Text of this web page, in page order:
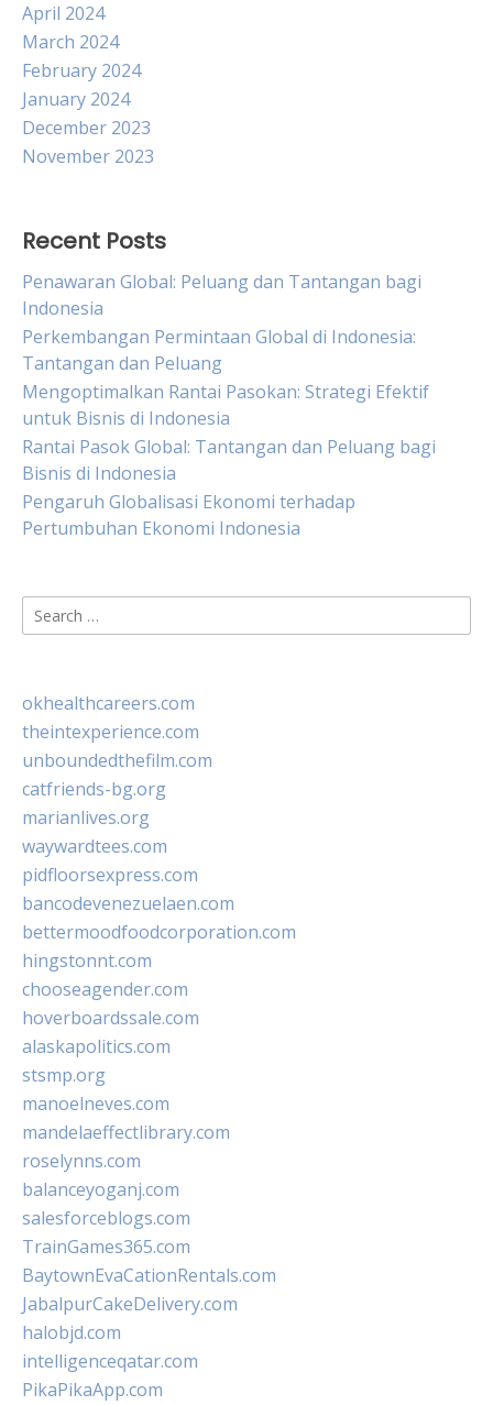
April 2024
March 2024
February 2024
January 2024
December 2023
November 2023
Recent Posts
Penawaran Global: Peluang dan Tantangan bagi
Indonesia
Perkembangan Permintaan Global di Indonesia:
Tantangan dan Peluang
Mengoptimalkan Rantai Pasokan: Strategi Efektif
untuk Bisnis di Indonesia
Rantai Pasok Global: Tantangan dan Peluang bagi
Bisnis di Indonesia
Pengaruh Globalisasi Ekonomi terhadap
Pertumbuhan Ekonomi Indonesia
Search
for:
okhealthcareers.com
theintexperience.com
unboundedthefilm.com
catfriends-bg.org
marianlives.org
waywardtees.com
pidfloorsexpress.com
bancodevenezuelaen.com
bettermoodfoodcorporation.com
hingstonnt.com
chooseagender.com
hoverboardssale.com
alaskapolitics.com
stsmp.org
manoelneves.com
mandelaeffectlibrary.com
roselynns.com
balanceyoganj.com
salesforceblogs.com
TrainGames365.com
BaytownEvaCationRentals.com
JabalpurCakeDelivery.com
halobjd.com
intelligenceqatar.com
PikaPikaApp.com